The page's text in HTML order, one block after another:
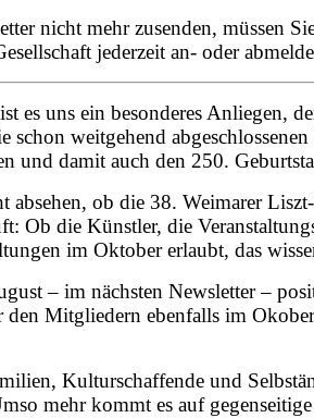
nicht mehr zusenden, müssen
jederzeit an- oder
es uns ein besonderes Anliegen,
schon weitgehend
und damit auch den 250.
ob die 38. Weimarer
Ob die Künstler, die
im Oktober erlaubt, das
– im nächsten Newsletter –
Mitgliedern ebenfalls im
Kulturschaffende und
mehr kommt es auf